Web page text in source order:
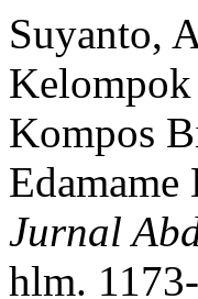
Suyanto,
Kompos
Edamame
Jurnal
hlm.